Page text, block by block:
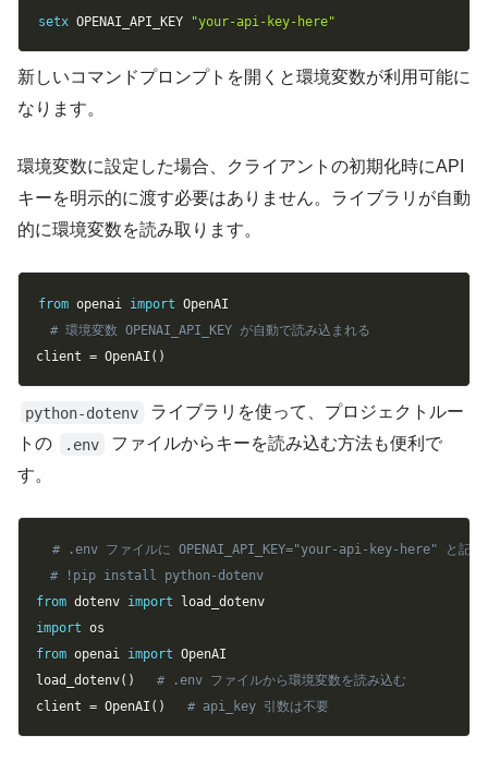
setx OPENAI_API_KEY "your-api-key-here"
新しいコマンドプロンプトを開くと環境変数が利用可能に
なります。
環境変数に設定した場合、クライアントの初期化時にAPI
キーを明示的に渡す必要はありません。ライブラリが自動
的に環境変数を読み取ります。
from openai import
# 環境変数 OPENAI_API_KEY が自動で読み込まれる
client = OpenAI ( )
python-dotenv
ライブラリを使って、プロジェクトルー
トの
.env
ファイルからキーを読み込む方法も便利で
す。
# .env ファイルに OPENAI_API_KEY="your-api-key-here" と記述
# !pip install python-dotenv
from dotenv import
import
from openai import OpenAI
load_dotenv( )
# .env ファイルから環境変数を読み込む
client = OpenAI ( ) # api_key 引数は不要